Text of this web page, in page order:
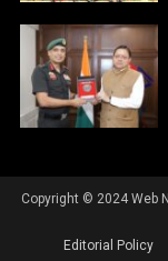
Copyright © 2024 Web
Editorial Policy